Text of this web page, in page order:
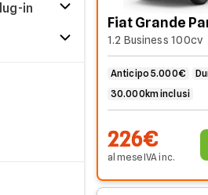
in
Fiat Grande
1.2 Business 100cv
Anticipo 5.000€
30.000km inclusi
226€
al meseIVAinc.